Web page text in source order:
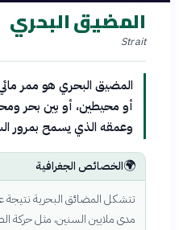
المضيق البحري
Strait
المضيق البحري هو ممر
أو محيطين، أو بين بحر
وعمقه الذي يسمح بمرور
🌍الخصائص الجغرافية
تتشكل المضائق البحرية نتيجة
مدى ملايين السنين، مثل حركة